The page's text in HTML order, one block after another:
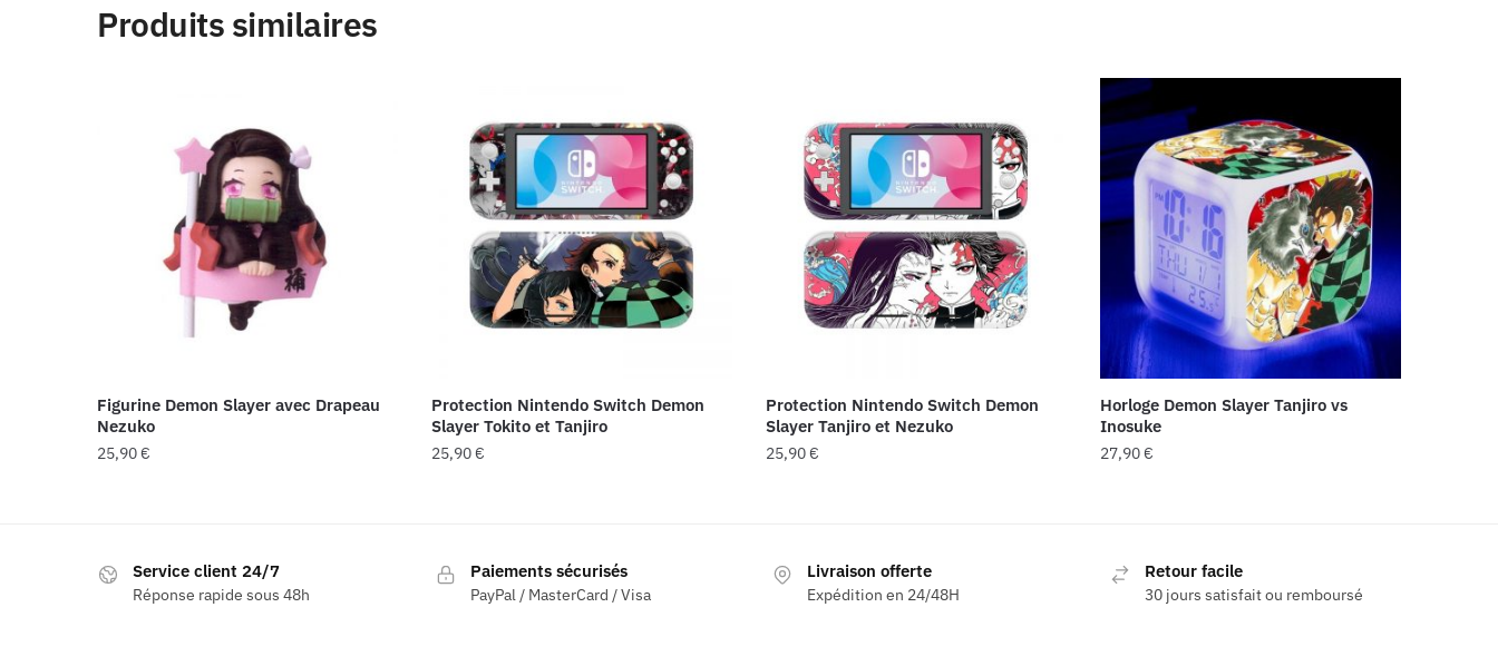
Produits similaires
Figurine Demon Slayer avec Drapeau
Nezuko
25,90€
Protection Nintendo Switch Demon
Slayer Tokito et Tanjiro
25,90€
Protection Nintendo Switch Demon
Slayer Tanjiro et Nezuko
25,90€
Horloge Demon Slayer Tanjiro vs
Inosuke
27,90€
Service client 24/7
Réponse rapide sous 48h
Paiements sécurisés
PayPal / MasterCard / Visa
Livraison offerte
Expédition en 24/48H
Retour facile
30 jours satisfait ou remboursé